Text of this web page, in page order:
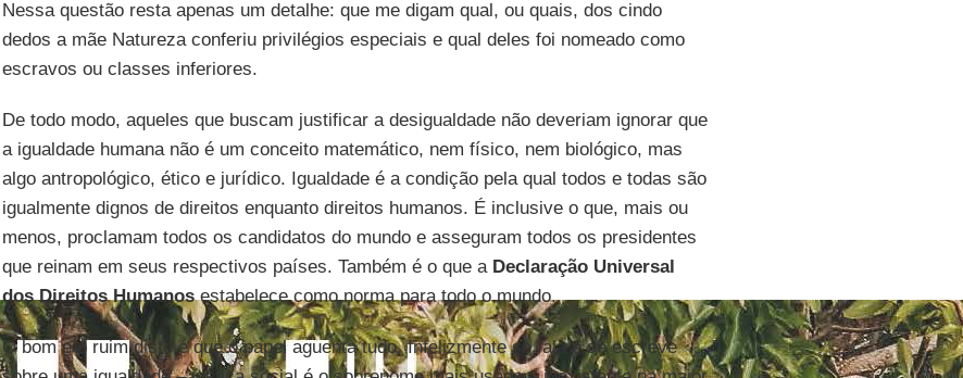
Nessa questão resta apenas um detalhe: que me digam qual, ou quais, dos cindo
dedos a mãe Natureza conferiu privilégios especiais e qual deles foi nomeado como
escravos ou classes inferiores.
De todo modo, aqueles que buscam justificar a desigualdade não deveriam ignorar que
a igualdade humana não é um conceito matemático, nem físico, nem biológico, mas
algo antropológico, ético e jurídico. Igualdade é a condição pela qual todos e todas são
igualmente dignos de direitos enquanto direitos humanos. É inclusive o que, mais ou
menos, proclamam todos os candidatos do mundo e asseguram todos os presidentes
que reinam em seus respectivos países. Também é o que a Declaração Universal
dos Direitos Humanosestabelece como norma para todo o mundo.
O bom e o ruim disto é que o papel aguenta tudo. Infelizmente se fala e se escreve